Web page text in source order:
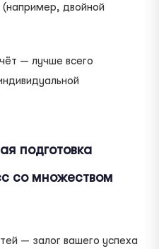
(например, двойной
— лучше всего
подготовка
со множеством
— залог вашего успеха